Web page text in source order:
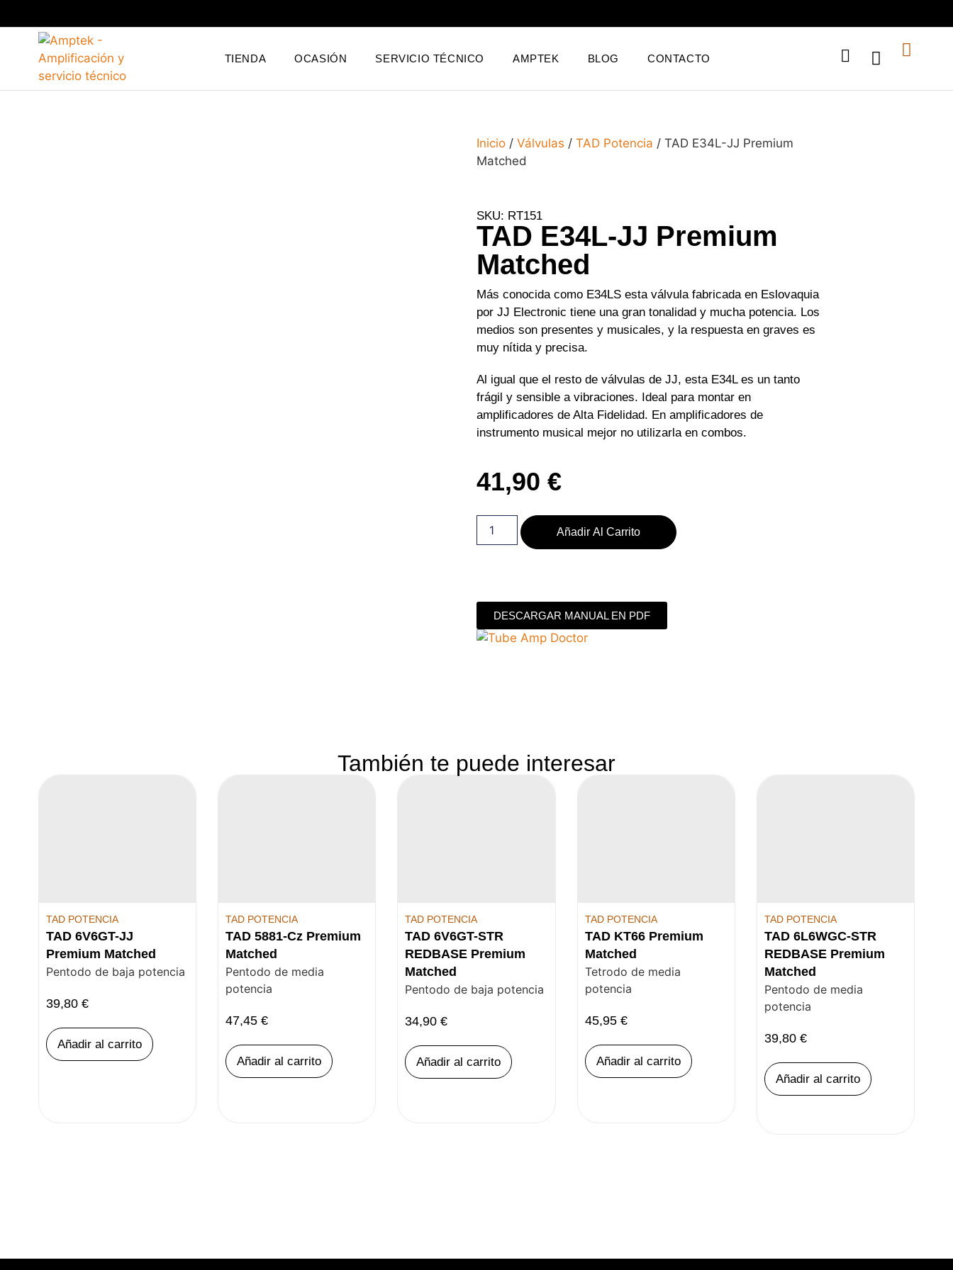
TIENDA OCASIÓN SERVICIO TÉCNICO AMPTEK BLOG CONTACTO
Inicio / Válvulas / TAD Potencia / TAD E34L-JJ Premium
Matched
SKU: RT151
TAD E34L-JJ Premium
Matched
Más conocida como E34LS esta válvula fabricada en Eslovaquia
por JJ Electronic tiene una gran tonalidad y mucha potencia. Los
medios son presentes y musicales, y la respuesta en graves es
muy nítida y precisa.
Al igual que el resto de válvulas de JJ, esta E34L es un tanto
frágil y sensible a vibraciones. Ideal para montar en
amplificadores de Alta Fidelidad. En amplificadores de
instrumento musical mejor no utilizarla en combos.
41,90 €
Añadir Al Carrito
DESCARGAR MANUAL EN PDF
También te puede interesar
TAD POTENCIA
TAD 6V6GT-JJ
Premium Matched
Pentodo de baja potencia
39,80 €
Añadir al carrito
TAD POTENCIA
TAD 5881-Cz Premium
Matched
Pentodo de media
potencia
47,45€
Añadir al carrito
TAD POTENCIA
TAD 6V6GT-STR
REDBASE Premium
Matched
Pentodo de baja potencia
34,90€
Añadir al carrito
TAD POTENCIA
TAD KT66 Premium
Matched
Tetrodo de media
potencia
45,95 €
Añadir al carrito
TAD POTENCIA
TAD 6L6WGC-STR
REDBASE Premium
Matched
Pentodo de media
potencia
39,80 €
Añadir al carrito